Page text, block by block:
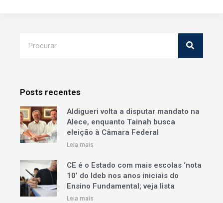
Posts recentes
Aldigueri volta a disputar mandato na
Alece, enquanto Tainah busca
eleição à Câmara Federal
Leia mais
CE é o Estado com mais escolas ‘nota
10’ do Ideb nos anos iniciais do
Ensino Fundamental; veja lista
Leia mais